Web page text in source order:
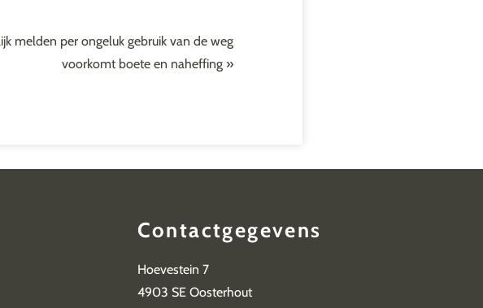
melden per ongeluk gebruik van de weg
voorkomt boete en naheffing »
Contactgegevens
Hoevestein 7
4903 SE Oosterhout